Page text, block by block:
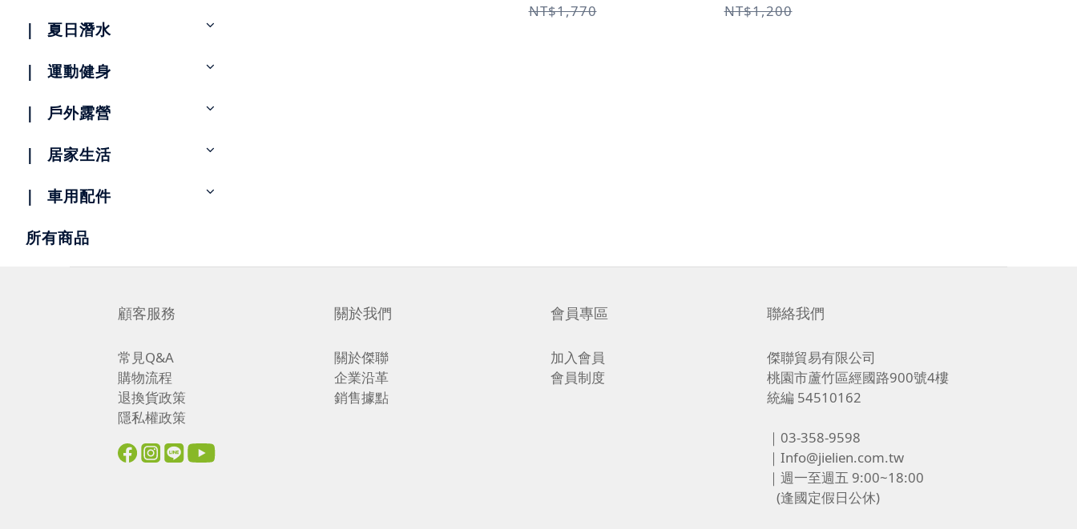
|⠀夏日潛水
|⠀運動健身
|⠀戶外露營
|⠀居家生活
|⠀車用配件
所有商品
NT$1,770
全罩式浮潛呼吸面
NT$1,200
顧客服務
常見Q&A
購物流程
退換貨政策
隱私權政策
關於我們
關於傑聯
企業沿革
銷售據點
會員專區
加入會員
會員制度
聯絡我們
傑聯貿易有限公司
桃園市蘆竹區經國路900號4樓
統編 54510162
｜03-358-9598
｜Info@jielien.com.tw
｜週一至週五 9:00~18:00
(逢國定假日公休)